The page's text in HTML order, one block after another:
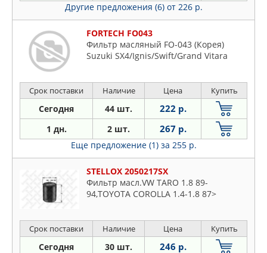
Другие предложения (6) от 226 р.
FORTECH FO043
Фильтр масляный FO-043 (Корея)
Suzuki SX4/Ignis/Swift/Grand Vitara
Срок поставки Наличие Цена Купить
Сегодня 44 шт. 222 р.
1 дн. 2 шт. 267 р.
Еще предложение (1) за 255 р.
STELLOX 2050217SX
Фильтр масл.VW TARO 1.8 89-
94,TOYOTA COROLLA 1.4-1.8 87>
Срок поставки Наличие Цена Купить
Сегодня 30 шт. 246 р.